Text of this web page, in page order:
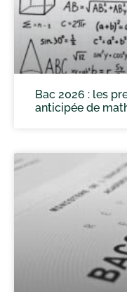
Bac 2026 : les
anticipée de